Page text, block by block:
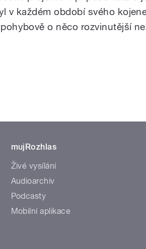
v každém období svého
o něco rozvinutější
mujRozhlas
Živé vysílání
Audioarchiv
Podcasty
Mobilní aplikace